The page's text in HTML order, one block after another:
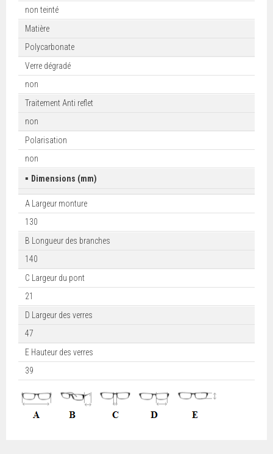
non teinté
Matière
Polycarbonate
Verre dégradé
non
Traitement Anti reflet
non
Polarisation
non
▪ Dimensions (mm)
A Largeur monture
130
B Longueur des branches
140
C Largeur du pont
21
D Largeur des verres
47
E Hauteur des verres
39